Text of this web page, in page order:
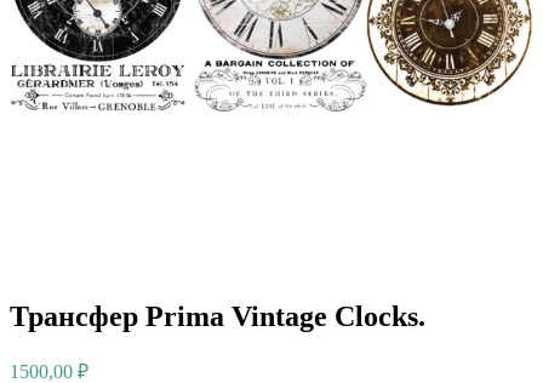
Трансфер Prima Vintage Clocks.
1500,00 ₽